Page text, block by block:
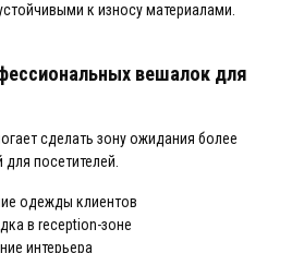
к износу материалами.
вешалок для
сделать зону ожидания более
посетителей.
одежды клиентов
в reception-зоне
интерьера